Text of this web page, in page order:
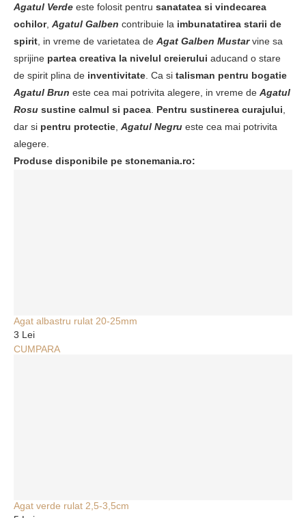
Agatul Verde este folosit pentru sanatatea si vindecarea
ochilor, Agatul Galben contribuie la imbunatatirea starii de
spirit , in vreme de varietatea de Agat Galben Mustarvine sa
sprijine partea creativa la nivelul creierului aducand o stare
de spirit plina de inventivitate . Ca si talisman pentru bogatie
Agatul Brun este cea mai potrivita alegere, in vreme de Agatul
Rosu sustine calmul si pacea Pentru sustinerea curajului
dar si pentru protectie Agatul Negru este cea mai potrivita
alegere.
Produse disponibile pe stonemania.ro:
Agat albastru rulat 20-25mm
3 Lei
CUMPARA
Agat verde rulat 2,5-3,5cm